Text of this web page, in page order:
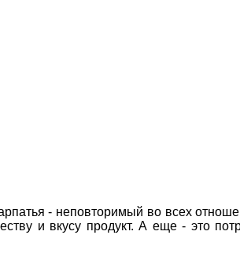
- неповторимый во всех
и вкусу продукт. А еще - это